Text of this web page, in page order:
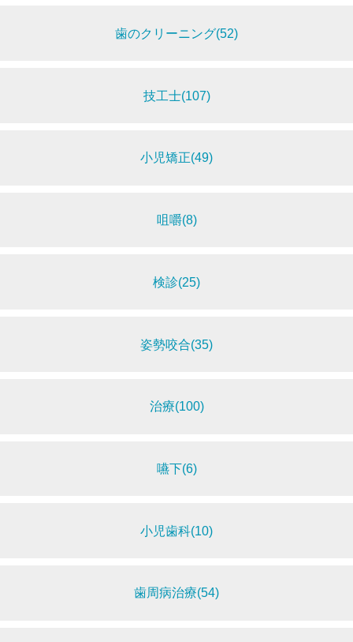
歯のクリーニング(52)
技工士(107)
小児矯正(49)
咀嚼(8)
検診(25)
姿勢咬合(35)
治療(100)
嚥下(6)
小児歯科(10)
歯周病治療(54)